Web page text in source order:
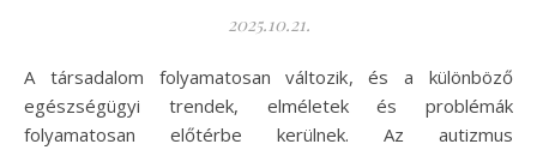
2025.10.21.
A társadalom folyamatosan változik, és a különböző
egészségügyi trendek, elméletek és problémák
folyamatosan előtérbe kerülnek. Az autizmus